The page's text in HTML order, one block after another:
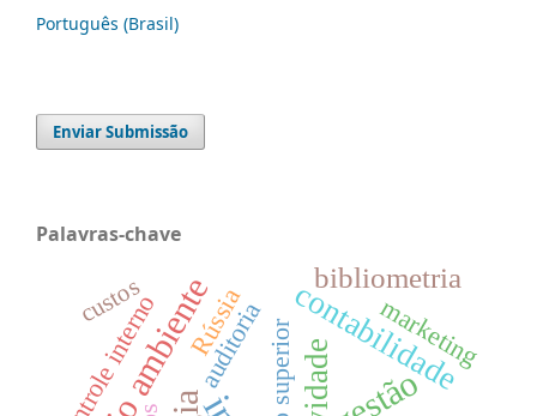
Português (Brasil)
Enviar Submissão
Palavras-chave
meio ambiente contabilidade
bibliometria
controle interno auditoria
Rússia marketing
custos